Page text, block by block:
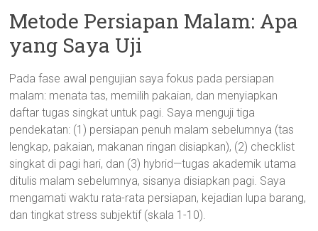
Metode Persiapan Malam: Apa
yang Saya Uji
Pada fase awal pengujian saya fokus pada persiapan
malam: menata tas, memilih pakaian, dan menyiapkan
daftar tugas singkat untuk pagi. Saya menguji tiga
pendekatan: (1) persiapan penuh malam sebelumnya (tas
lengkap, pakaian, makanan ringan disiapkan), (2) checklist
singkat di pagi hari, dan (3) hybrid—tugas akademik utama
ditulis malam sebelumnya, sisanya disiapkan pagi. Saya
mengamati waktu rata-rata persiapan, kejadian lupa barang,
dan tingkat stress subjektif (skala 1-10).